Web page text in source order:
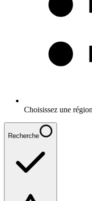
Choisissez une région
Recherche